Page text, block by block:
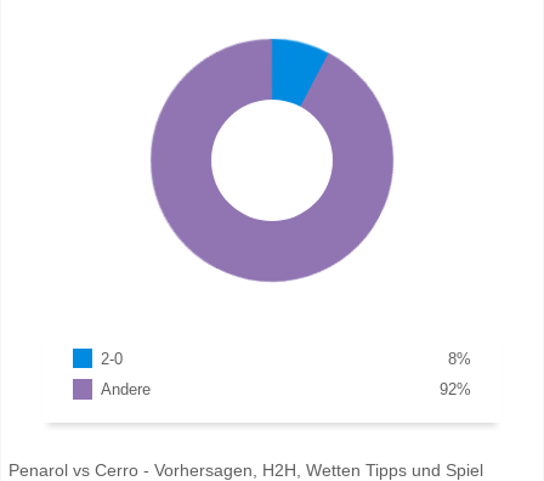
2-0 %
8
Andere
%
92
Penarol vs Cerro - Vorhersagen, H2H, Wetten Tipps und Spiel